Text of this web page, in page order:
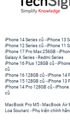
iPhone 14 Series cũ -iPhone 13
iPhone 12 Series cũ -iPhone 11
iPhone 17 Pro Max 256GB -
Galaxy A Series - Redmi Series
iPhone 16 Plus 128GB cũ -
cũ
iPhone 16 128GB cũ -iPhone 14
iPhone 15 128GB cũ -iPhone 13
iPhone 14 Pro 128GB cũ -iPhone
cũ
MacBook Pro M5 - MacBook Air
Loa Sounarc - Phụ kiện chính